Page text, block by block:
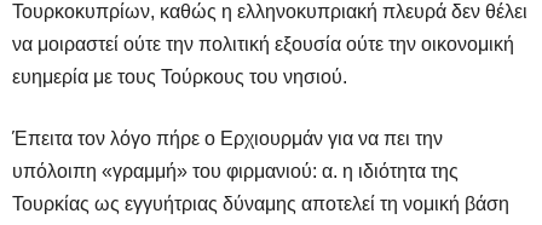
Τουρκοκυπρίων, καθώς η ελληνοκυπριακή πλευρά δεν θέλει
να μοιραστεί ούτε την πολιτική εξουσία ούτε την οικονομική
ευημερία με τους Τούρκους του νησιού.
Έπειτα τον λόγο πήρε ο Ερχιουρμάν για να πει την
υπόλοιπη «γραμμή» του φιρμανιού: α. η ιδιότητα της
Τουρκίας ως εγγυήτριας δύναμης αποτελεί τη νομική βάση